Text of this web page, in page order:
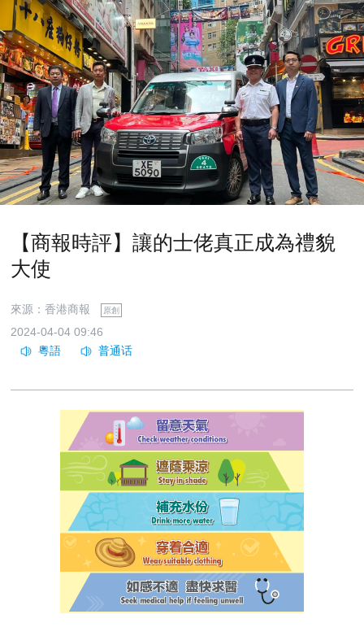
【商報時評】讓的士佬真正成為禮貌
大使
來源：香港商報 原創
2024-04-04 09:46